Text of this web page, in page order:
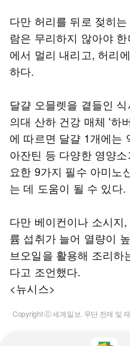
다만 허리를 뒤로 젖히
람은 무리하지 않아야
에서 멀리 내리고, 허리
하다.
달걀 오믈렛을 곁들인
의대 산하 건강 매체 '하
에 따르면 달걀 1개에는
아잔틴 등 다양한 영양
요한 9가지 필수 아미노
는 데 도움이 될 수 있다.
다만 베이컨이나 소시지
륨 섭취가 늘어 열량이
브오일을 활용해 조리
다고 조언했다.
<뉴시스>
Copyright ⓒ 세계일보. 무단 전재 및